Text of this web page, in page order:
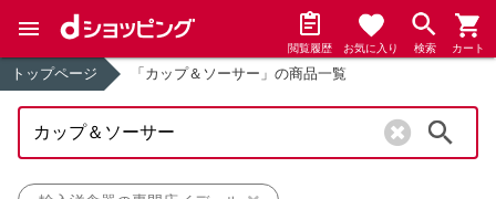
閲覧履歴 お気に入り 検索 カート
トップページ 「カップ＆ソーサー」の商品一覧